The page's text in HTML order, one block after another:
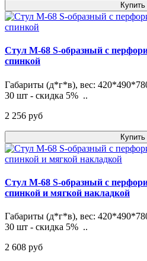
Купить
Стул М-68 S-образный с
спинкой
Габариты (д*г*в), вес:
30 шт - скидка 5% ..
2 256 pуб
Купить
Стул М-68 S-образный с
спинкой и мягкой накладкой
Габариты (д*г*в), вес:
30 шт - скидка 5% ..
2 608 pуб